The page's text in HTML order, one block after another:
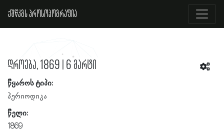
ქშწკგს პროსოპოგრაფია
დროება, 1869 | 6 მარტი
წყაროს ტიპი:
პერიოდიკა
წელი:
1869